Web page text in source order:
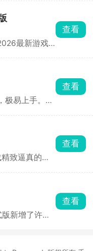
其手上的武
并持续射
。
最新游戏
手游，操控
式之下开启
展示对决技
皮肤和武
查看
极易上手。在
，当你的小
，便能将对
的队伍愈发
于劣势，就
法简单直
时主动出
玩家精心谋
战局走向，
查看
致逼真的全
重的秘密任
中，时刻保
屠夫的疯狂
综复杂的环
查看
新增了许多
查看